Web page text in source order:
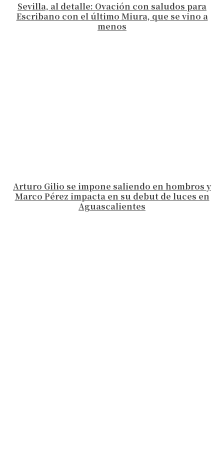
Sevilla, al detalle: Ovación con saludos para
Escribano con el último Miura, que se vino a
menos
Arturo Gilio se impone saliendo en hombros y
Marco Pérez impacta en su debut de luces en
Aguascalientes